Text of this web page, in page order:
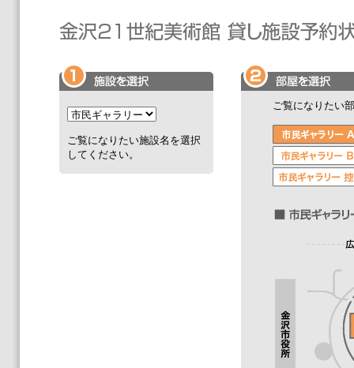
ご覧になりたい施設名を選択
してください。
ご覧になりたい